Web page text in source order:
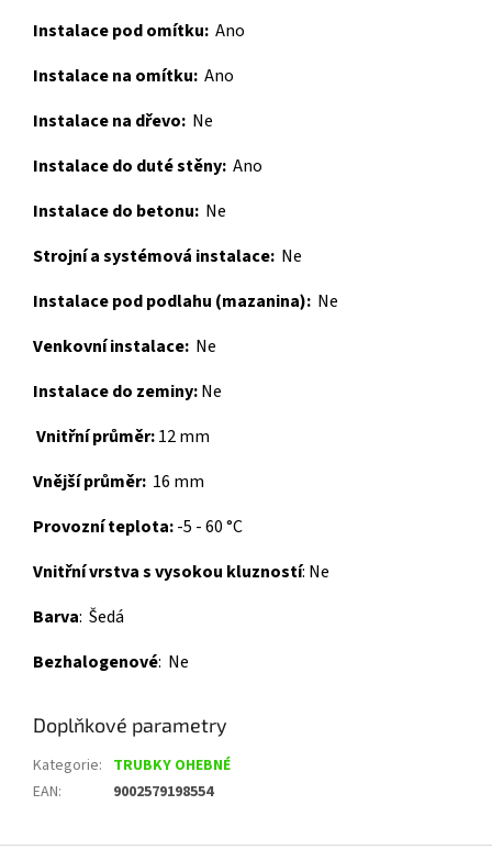
Instalace pod omítku: Ano
Instalace na omítku: Ano
Instalace na dřevo: Ne
Instalace do duté stěny: Ano
Instalace do betonu: Ne
Strojní a systémová instalace: Ne
Instalace pod podlahu (mazanina): Ne
Venkovní instalace: Ne
Instalace do zeminy:Ne
Vnitřní průměr:12 mm
Vnější průměr: 16 mm
Provozní teplota:-5 - 60 °C
Vnitřní vrstva s vysokou kluzností: Ne
Barva: Šedá
Bezhalogenové: Ne
Doplňkové parametry
Kategorie: TRUBKY OHEBNÉ
EAN: 9002579198554